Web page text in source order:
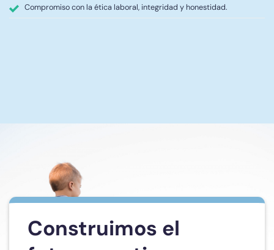
Compromiso con la ética laboral, integridad y honestidad.
Construimos el